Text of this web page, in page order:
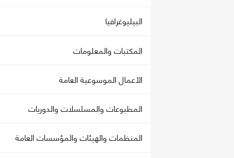
البيليوغرافيا
المكتبات والمعلومات
الأعمال الموسوعية العامة
المطبوعات والمسلسلات والدوريات
المنظمات والهيئات والمؤسسات العامة